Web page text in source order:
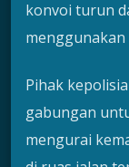
konvoi turun
Pihak
gabungan
mengurai